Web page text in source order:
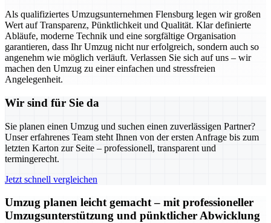
Als qualifiziertes Umzugsunternehmen Flensburg legen wir großen
Wert auf Transparenz, Pünktlichkeit und Qualität. Klar definierte
Abläufe, moderne Technik und eine sorgfältige Organisation
garantieren, dass Ihr Umzug nicht nur erfolgreich, sondern auch so
angenehm wie möglich verläuft. Verlassen Sie sich auf uns – wir
machen den Umzug zu einer einfachen und stressfreien
Angelegenheit.
Wir sind für Sie da
Sie planen einen Umzug und suchen einen zuverlässigen Partner?
Unser erfahrenes Team steht Ihnen von der ersten Anfrage bis zum
letzten Karton zur Seite – professionell, transparent und
termingerecht.
Jetzt schnell vergleichen
Umzug planen leicht gemacht – mit professioneller
Umzugsunterstützung und pünktlicher Abwicklung